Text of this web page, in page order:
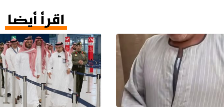
اقرأ أيضا